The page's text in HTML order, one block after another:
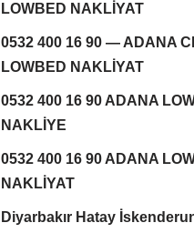
LOWBED NAKLİYAT
0532 400 16 90 — ADANA
LOWBED NAKLİYAT
0532 400 16 90 ADANA
NAKLİYE
0532 400 16 90 ADANA
NAKLİYAT
Diyarbakır Hatay